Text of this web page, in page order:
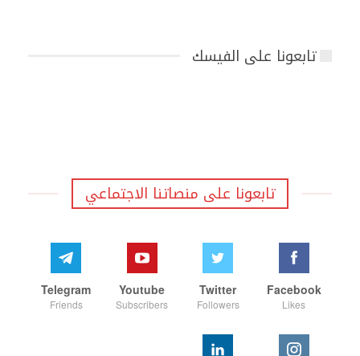
تابعونا على الفيسك
تابعونا على منصاتنا الاجتماعي
Facebook
Likes
Twitter
Followers
Youtube
Subscribers
Telegram
Friends